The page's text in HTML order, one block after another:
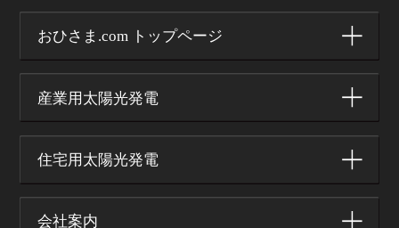
おひさま.com トップページ
産業用太陽光発電
住宅用太陽光発電
会社案内